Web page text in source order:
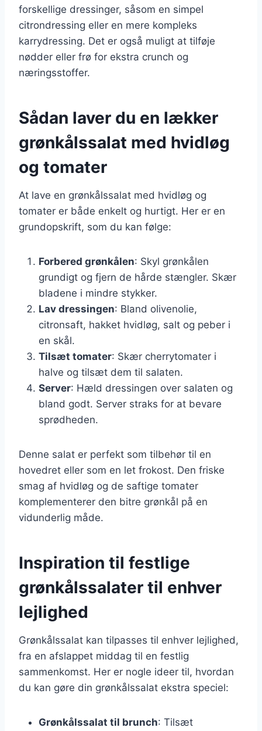
forskellige dressinger, såsom en simpel
citrondressing eller en mere kompleks
karrydressing. Det er også muligt at tilføje
nødder eller frø for ekstra crunch og
næringsstoffer.
Sådan laver du en lækker
grønkålssalat med hvidløg
og tomater
At lave en grønkålssalat med hvidløg og
tomater er både enkelt og hurtigt. Her er en
grundopskrift, som du kan følge:
Forbered grønkålen: Skyl grønkålen
grundigt og fjern de hårde stængler. Skær
bladene i mindre stykker.
Lav dressingen: Bland olivenolie,
citronsaft, hakket hvidløg, salt og peber i
en skål.
Tilsæt tomater: Skær cherrytomater i
halve og tilsæt dem til salaten.
Server: Hæld dressingen over salaten og
bland godt. Server straks for at bevare
sprødheden.
Denne salat er perfekt som tilbehør til en
hovedret eller som en let frokost. Den friske
smag af hvidløg og de saftige tomater
komplementerer den bitre grønkål på en
vidunderlig måde.
Inspiration til festlige
grønkålssalater til enhver
lejlighed
Grønkålssalat kan tilpasses til enhver lejlighed,
fra en afslappet middag til en festlig
sammenkomst. Her er nogle ideer til, hvordan
du kan gøre din grønkålssalat ekstra speciel:
Grønkålssalat til brunch: Tilsæt